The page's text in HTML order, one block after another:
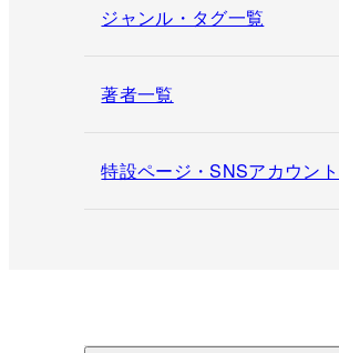
ジャンル・タグ一覧
著者一覧
特設ページ・SNSアカウン